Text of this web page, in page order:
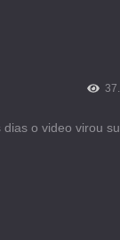
o video virou